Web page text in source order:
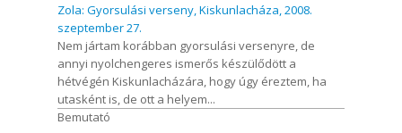
Zola: Gyorsulási verseny, Kiskunlacháza, 2008.
szeptember 27.
Nem jártam korábban gyorsulási versenyre, de
annyi nyolchengeres ismerős készülődött a
hétvégén Kiskunlacházára, hogy úgy éreztem, ha
utasként is, de ott a helyem...
Bemutató